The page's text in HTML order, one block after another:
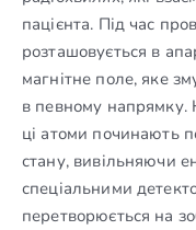
пацієнта. Під час
розташовується в
магнітне поле, яке
в певному напрямку.
ці атоми починають
стану, вивільняючи
спеціальними
перетворюється на